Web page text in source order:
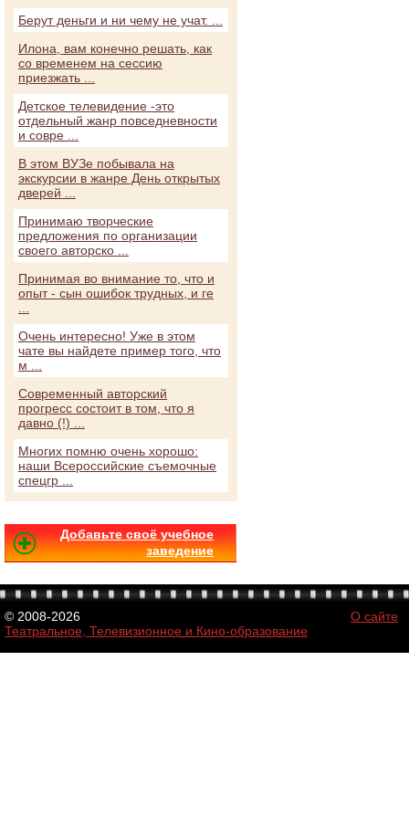
Берут деньги и ни чему не учат. ...
Илона, вам конечно решать, как
со временем на сессию
приезжать ...
Детское телевидение -это
отдельный жанр повседневности
и совре ...
В этом ВУЗе побывала на
экскурсии в жанре День открытых
дверей ...
Принимаю творческие
предложения по организации
своего авторско ...
Принимая во внимание то, что и
опыт - сын ошибок трудных, и ге
Очень интересно! Уже в этом
чате вы найдете пример того, что
м ...
Современный авторский
прогресс состоит в том, что я
давно (!) ...
Многих помню очень хорошо:
наши Всероссийские съемочные
спецгр ...
Добавьте своё учебное
заведение
© 2008-2026
Театральное, Телевизионное и Кино-образование
О сайте